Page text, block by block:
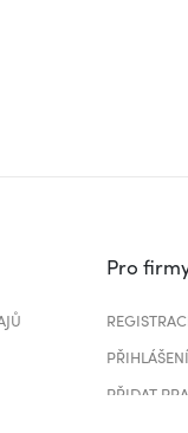
Pro
PŘIHLÁŠENÍ
PŘIDAT